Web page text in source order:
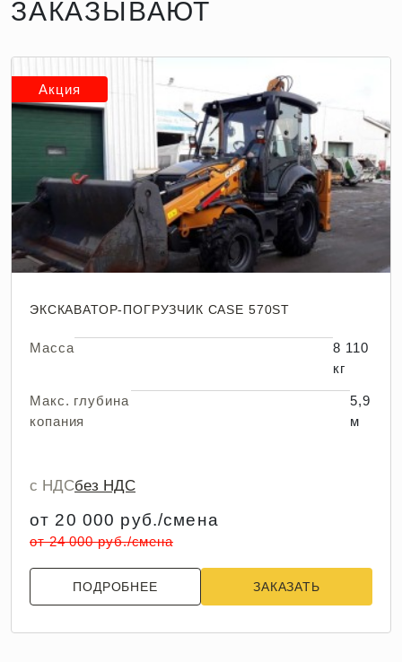
ЗАКАЗЫВАЮТ
Акция
ЭКСКАВАТОР-ПОГРУЗЧИК CASE 570ST
Масса
8 110
кг
Макс. глубина
копания
5,9
м
с НДСбез НДС
от 20 000 руб./смена
от 24 000 руб./смена
ПОДРОБНЕЕ ЗАКАЗАТЬ